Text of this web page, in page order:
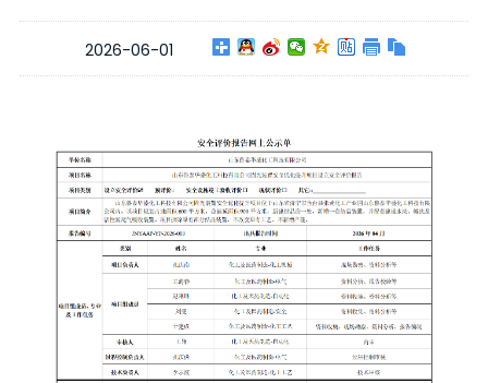
2026-06-01